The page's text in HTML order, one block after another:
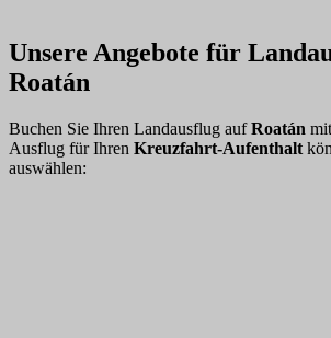
Unsere Angebote für
Roatán
Buchen Sie Ihren Landausflug aufRoatán
Ausflug für Ihren Kreuzfahrt-Aufenthalt
auswählen: